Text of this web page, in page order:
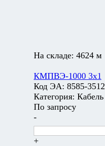
На складе: 4624 м
КМПВЭ-1000 3х1
Код ЭА: 8585-3512
Категория: Кабель
По запросу
-
+